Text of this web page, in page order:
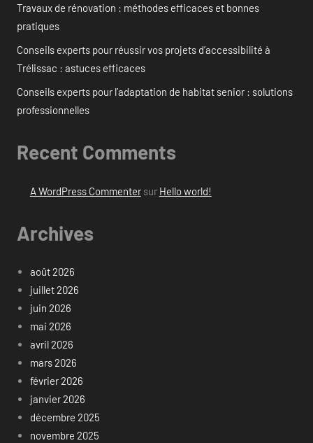
Travaux de rénovation : méthodes efficaces et bonnes
pratiques
Conseils experts pour réussir vos projets d’accessibilité à
Trélissac : astuces efficaces
Conseils experts pour l’adaptation de habitat senior : solutions
professionnelles
Recent Comments
A WordPress Commentersur Hello world!
Archives
août 2026
juillet 2026
juin 2026
mai 2026
avril 2026
mars 2026
février 2026
janvier 2026
décembre 2025
novembre 2025